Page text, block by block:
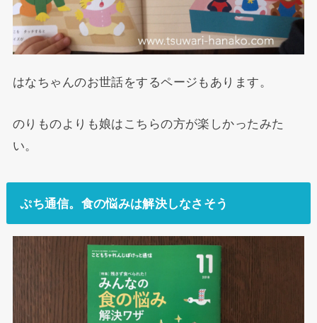
はなちゃんのお世話をするページもあります。
のりものよりも娘はこちらの方が楽しかったみた
い。
ぷち通信。食の悩みは解決しなさそう